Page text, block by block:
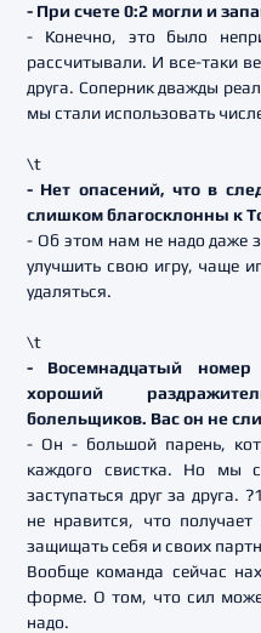
- При счете 0:2 могли и
- Конечно, это было
рассчитывали. И все-таки
друга. Соперник дважды
мы стали использовать
\t
- Нет опасений, что в
слишком благосклонны к
- Об этом нам не надо даже
улучшить свою игру, чаще
удаляться.
\t
- Восемнадцатый
хороший
болельщиков. Вас он не
- Он - большой парень,
каждого свистка. Но мы
заступаться друг за друга.
не нравится, что
защищать себя и своих
Вообще команда сейчас
форме. О том, что сил
надо.